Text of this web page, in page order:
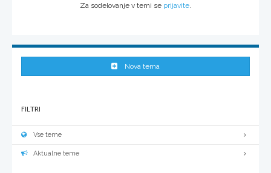
Za sodelovanje v temi se prijavite
Nova tema
FILTRI
Vse teme
Aktualne teme